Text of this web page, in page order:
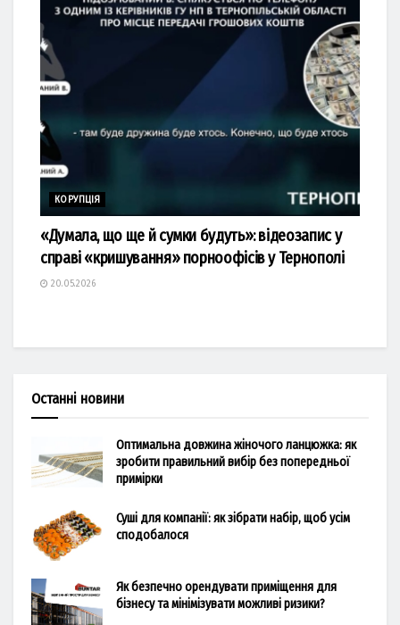
КОРУПЦІЯ
«Думала, що ще й сумки будуть»: відеозапис у
справі «кришування» порноофісів у Тернополі
20.05.2026
Останні новини
Оптимальна довжина жіночого ланцюжка: як
зробити правильний вибір без попередньої
примірки
Суші для компанії: як зібрати набір, щоб усім
сподобалося
Як безпечно орендувати приміщення для
бізнесу та мінімізувати можливі ризики?